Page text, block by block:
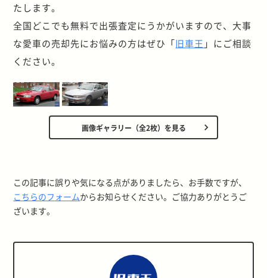
たします。
全国どこでも無料で出張査定にうかがいますので、大事
な愛車の売却先にお悩みの方はぜひ「旧車王 」にご相談
ください。
画像ギャラリー（全2枚）を見る
この記事に誤りや気になる点がありましたら、お手数ですが、
こちらのフォームからお知らせください。ご協力ありがとうご
ざいます。